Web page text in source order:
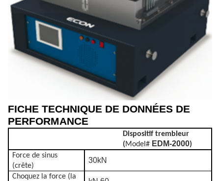
FICHE TECHNIQUE DE DONNÉES DE
PERFORMANCE
Dispositif trembleur
(Model# EDM-2000)
Force de sinus
(crête)
30kN
Choquez la force (la